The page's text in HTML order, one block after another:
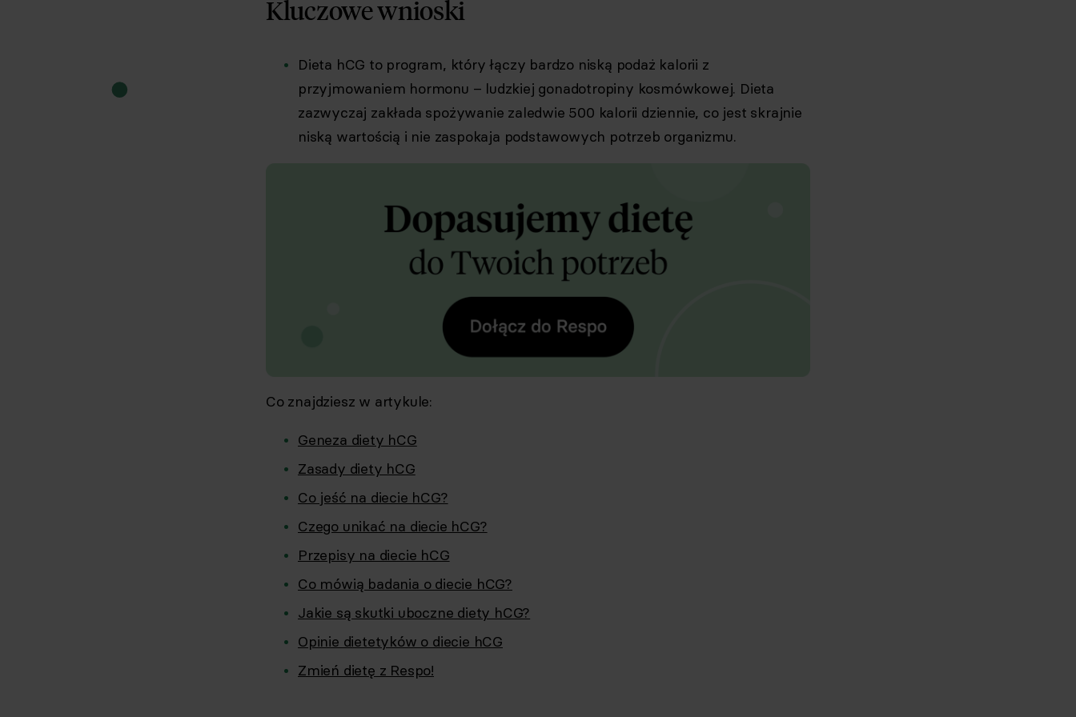
Kluczowe wnioski
Dieta hCG to program, który łączy bardzo niską podaż kalorii z
przyjmowaniem hormonu – ludzkiej gonadotropiny kosmówkowej. Dieta
zazwyczaj zakłada spożywanie zaledwie 500 kalorii dziennie, co jest skrajnie
niską wartością i nie zaspokaja podstawowych potrzeb organizmu.
Co znajdziesz w artykule:
Geneza diety hCG
Zasady diety hCG
Co jeść na diecie hCG?
Czego unikać na diecie hCG?
Przepisy na diecie hCG
Co mówią badania o diecie hCG?
Jakie są skutki uboczne diety hCG?
Opinie dietetyków o diecie hCG
Zmień dietę z Respo!